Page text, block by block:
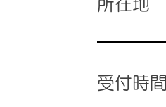
所在地
受付時間